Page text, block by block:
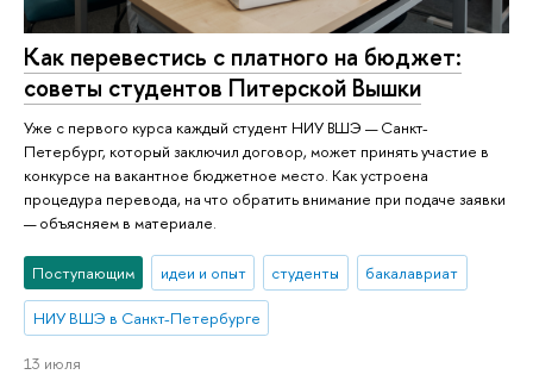
Как перевестись с платного на бюджет:
советы студентов Питерской Вышки
Уже с первого курса каждый студент НИУ ВШЭ — Санкт-
Петербург, который заключил договор, может принять участие в
конкурсе на вакантное бюджетное место. Как устроена
процедура перевода, на что обратить внимание при подаче заявки
— объясняем в материале.
Поступающим идеи и опыт студенты бакалавриат
НИУ ВШЭ в Санкт-Петербурге
13 июля